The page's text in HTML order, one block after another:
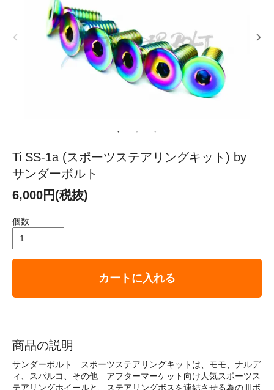
Ti SS-1a (スポーツステアリングキット) by
サンダーボルト
6,000円(税抜)
個数
カートに入れる
商品の説明
サンダーボルト スポーツステアリングキットは、モモ、ナルデ
ィ、スパルコ、その他 アフターマーケット向け人気スポーツス
テアリングホイールと、ステアリングボスを連結させる為の皿ボ